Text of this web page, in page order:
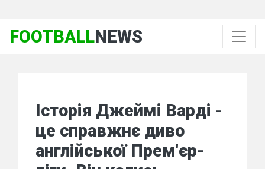
FOOTBALLNEWS
Історія Джеймі Варді -
це справжнє диво
англійської Прем'єр-